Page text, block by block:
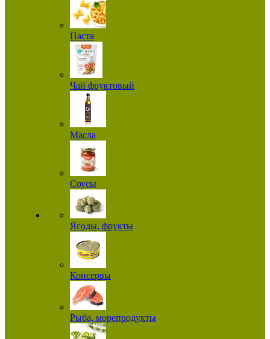
Паста
Чай фруктовый
Масла
Соусы
Ягоды, фрукты
Консервы
Рыба, морепродукты